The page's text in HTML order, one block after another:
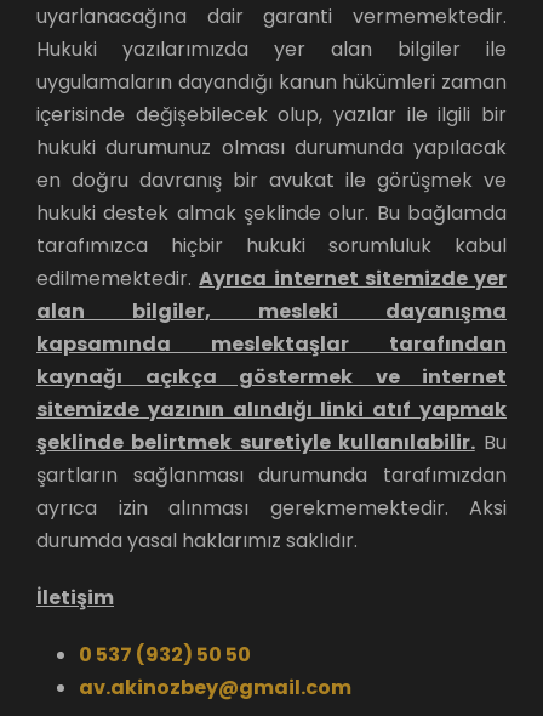
uyarlanacağına dair garanti vermemektedir.
Hukuki yazılarımızda yer alan bilgiler ile
uygulamaların dayandığı kanun hükümleri zaman
içerisinde değişebilecek olup, yazılar ile ilgili bir
hukuki durumunuz olması durumunda yapılacak
en doğru davranış bir avukat ile görüşmek ve
hukuki destek almak şeklinde olur. Bu bağlamda
tarafımızca hiçbir hukuki sorumluluk kabul
edilmemektedir.Ayrıca internet sitemizde yer
alan bilgiler, mesleki dayanışma
kapsamında meslektaşlar tarafından
kaynağı açıkça göstermek ve internet
sitemizde yazının alındığı linki atıf yapmak
şeklinde belirtmek suretiyle kullanılabilir.Bu
şartların sağlanması durumunda tarafımızdan
ayrıca izin alınması gerekmemektedir. Aksi
durumda yasal haklarımız saklıdır.
İletişim
0 537 (932) 50 50
av.akinozbey@gmail.com